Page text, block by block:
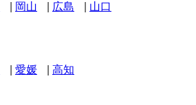
岡山 広島 山口
愛媛 高知